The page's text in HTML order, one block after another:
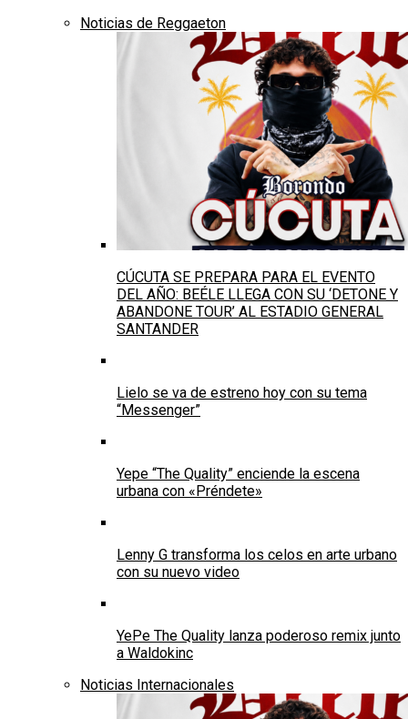
Noticias de Reggaeton
CÚCUTA SE PREPARA PARA EL EVENTO
DEL AÑO: BEÉLE LLEGA CON SU ‘DETONE Y
ABANDONE TOUR’ AL ESTADIO GENERAL
SANTANDER
Lielo se va de estreno hoy con su tema
“Messenger”
Yepe “The Quality” enciende la escena
urbana con «Préndete»
Lenny G transforma los celos en arte urbano
con su nuevo video
YePe The Quality lanza poderoso remix junto
a Waldokinc
Noticias Internacionales